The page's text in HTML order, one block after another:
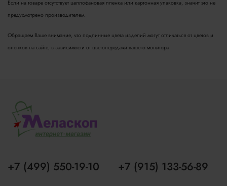
Если на товаре отсутствует целлофановая пленка или картонная упаковка, значит это не
предусмотрено производителем.
Обращаем Ваше внимание, что подлинные цвета изделий могут отличаться от цветов и
оттенков на сайте, в зависимости от цветопередачи вашего монитора.
+7 (499) 550-19-10 +7 (915) 133-56-89